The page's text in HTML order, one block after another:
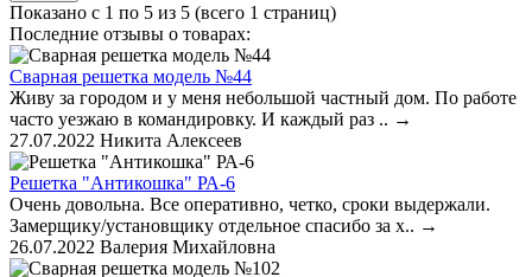
Показано с 1 по 5 из 5 (всего 1 страниц)
Последние отзывы о товарах:
Сварная решетка модель №44
Живу за городом и у меня небольшой частный дом. По работе
часто уезжаю в командировку. И каждый раз .. →
27.07.2022 Никита Алексеев
Решетка "Антикошка" РА-6
Очень довольна. Все оперативно, четко, сроки выдержали.
Замерщику/установщику отдельное спасибо за х.. →
26.07.2022 Валерия Михайловна